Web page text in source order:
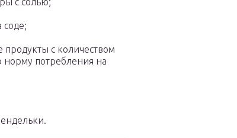
соде;
с количеством
потребления на